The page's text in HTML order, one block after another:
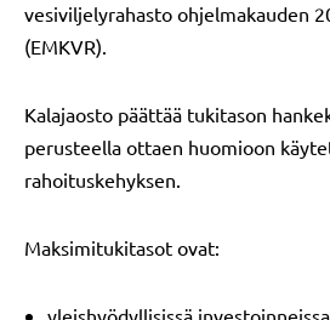
vesiviljelyrahasto ohjelmakauden
(EMKVR).
Kalajaosto päättää tukitason
perusteella ottaen huomioon
rahoituskehyksen.
Maksimitukitasot ovat:
yleishyödyllisissä